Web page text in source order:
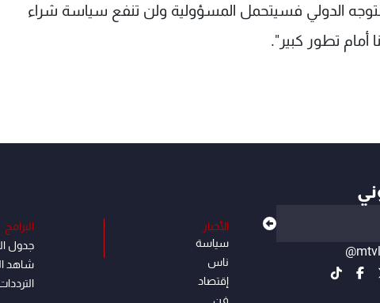
الدولي فسيتحمل المسؤولية ولن تنفع سياسة شراء
أمام تطور كبير".
الأخبار
سياسة
ناس
إقتصاد
فن
البرامج
جدول
شاهد